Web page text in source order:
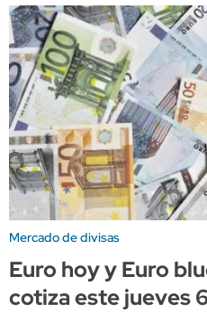
Mercado de divisas
Euro hoy y Euro
cotiza este jueves